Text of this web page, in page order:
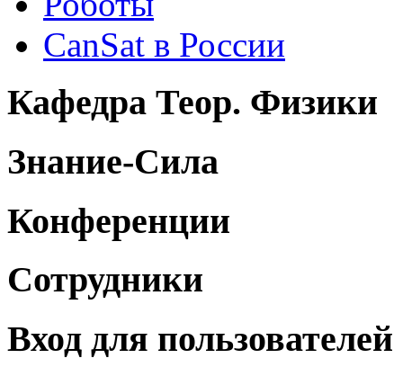
CanSat в России
Кафедра Теор. Физики
Знание-Сила
Конференции
Сотрудники
Вход для пользователей